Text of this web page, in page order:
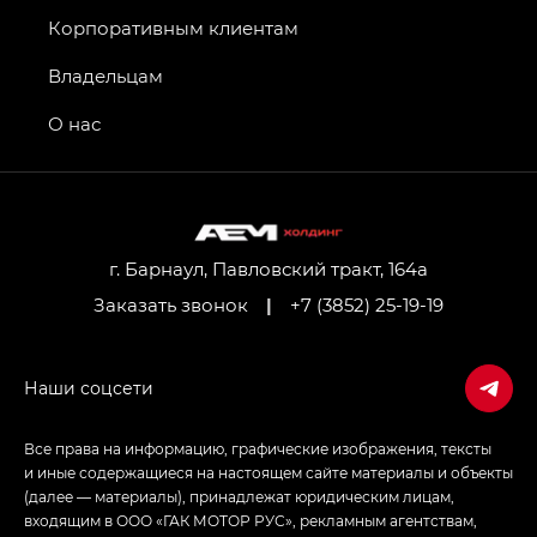
GT, Джи Эль — GL
GS4 — Джи Эс 4 (GS4) в комплектациях Джи Би
привод — GB AWD, Джи Эль Полный привод —
Джи Икс ПРЕМИУМ — GX PREMIUM, ЛАУНЖ —
LOUNGE
Empow — Эмпау (Empow) в комплектации
г. Барнаул, Павловский тракт, 164а
Заказать звонок
| +7 (3852) 25-19-19
Корпоративным клиентам
Владельцам
О нас
Все права на информацию, графические изображения, тексты
и иные содержащиеся на настоящем сайте материалы и объекты
(далее — материалы), принадлежат юридическим лицам,
входящим в ООО «ГАК МОТОР РУС», рекламным агентствам,